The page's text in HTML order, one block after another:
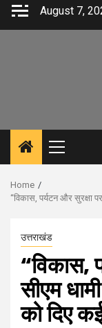
Skip
August 7,
Primary
Menu
Home
“विकास, पर्यटन और सुरक्षा
उत्तराखंड
“विकास,
सीएम
को दिए